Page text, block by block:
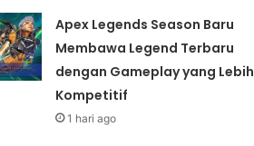
Apex Legends Season Baru
Membawa Legend Terbaru
dengan Gameplay yang Lebih
Kompetitif
1 hari ago